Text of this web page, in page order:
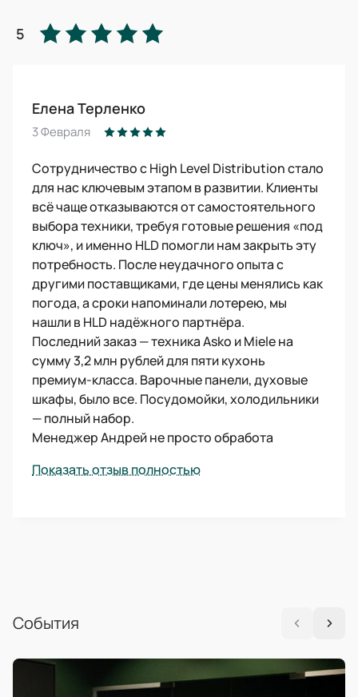
5
Елена Терленко
3 Февраля
Сотрудничество с High Level Distribution стало
для нас ключевым этапом в развитии. Клиенты
всё чаще отказываются от самостоятельного
выбора техники, требуя готовые решения «под
ключ», и именно HLD помогли нам закрыть эту
потребность. После неудачного опыта с
другими поставщиками, где цены менялись как
погода, а сроки напоминали лотерею, мы
нашли в HLD надёжного партнёра.
Последний заказ — техника Asko и Miele на
сумму 3,2 млн рублей для пяти кухонь
премиум-класса. Варочные панели, духовые
шкафы, было все. Посудомойки, холодильники
— полный набор.
Менеджер Андрей не просто обработа
Показать отзыв полностью
События